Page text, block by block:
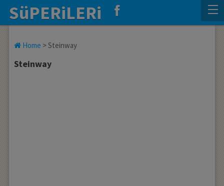
SüPERiLERi
Home >Steinway
Steinway